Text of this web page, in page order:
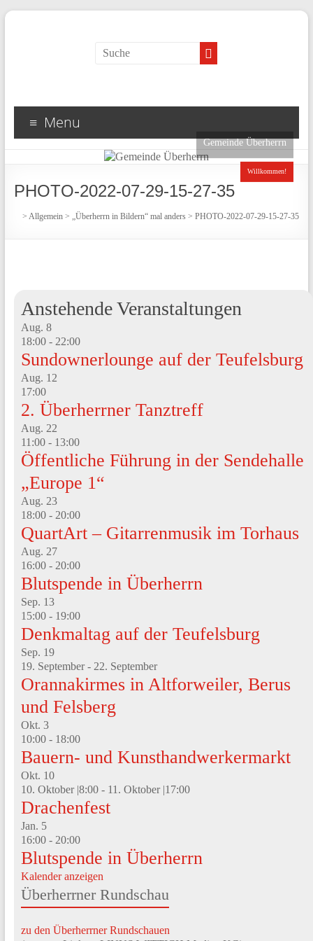
Menu
Gemeinde Überherrn
Willkommen!
PHOTO-2022-07-29-15-27-35
>Allgemein > „Überherrn in Bildern“ mal anders >PHOTO-2022-07-29-15-27-35
Anstehende Veranstaltungen
Aug. 8
18:00- 22:00
Sundownerlounge auf der Teufelsburg
Aug. 12
17:00
2. Überherrner Tanztreff
Aug. 22
11:00- 13:00
Öffentliche Führung in der Sendehalle
„Europe 1“
Aug. 23
18:00- 20:00
QuartArt – Gitarrenmusik im Torhaus
Aug. 27
16:00- 20:00
Blutspende in Überherrn
Sep. 13
15:00- 19:00
Denkmaltag auf der Teufelsburg
Sep. 19
19. September- 22. September
Orannakirmes in Altforweiler, Berus
und Felsberg
Okt. 3
10:00- 18:00
Bauern- und Kunsthandwerkermarkt
Okt. 10
10. Oktober |8:00- 11. Oktober |17:00
Drachenfest
Jan. 5
16:00- 20:00
Blutspende in Überherrn
Kalender anzeigen
Überherrner Rundschau
zu den Überherrner Rundschauen